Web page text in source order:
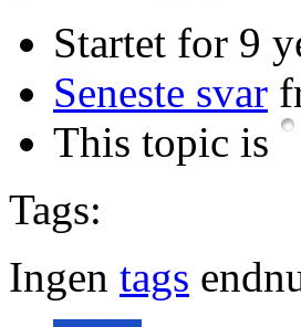
Startet for 9
Seneste svar
This topic is
Tags:
Ingen tags